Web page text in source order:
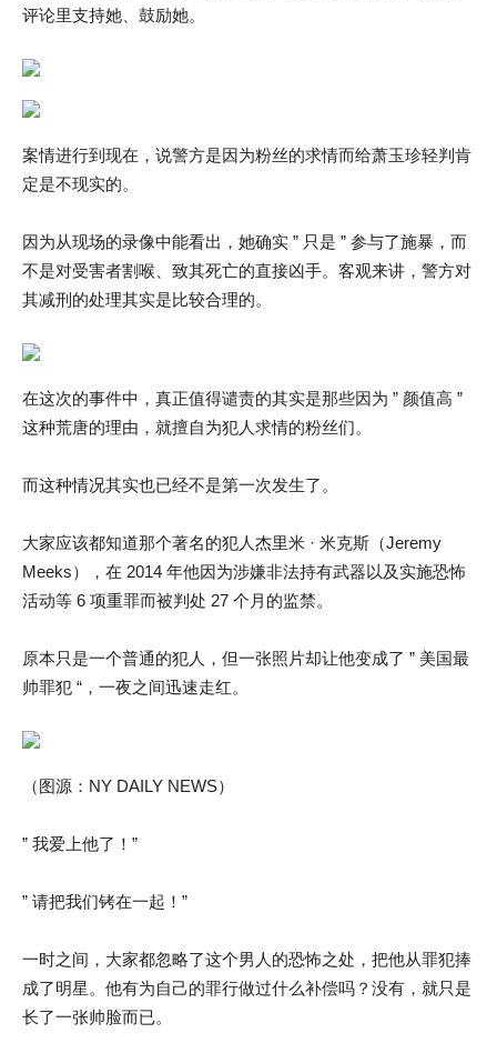
评论里支持她、鼓励她。
案情进行到现在，说警方是因为粉丝的求情而给萧玉珍轻判肯
定是不现实的。
因为从现场的录像中能看出，她确实 ” 只是 ” 参与了施暴，而
不是对受害者割喉、致其死亡的直接凶手。客观来讲，警方对
其减刑的处理其实是比较合理的。
在这次的事件中，真正值得谴责的其实是那些因为 ” 颜值高 ”
这种荒唐的理由，就擅自为犯人求情的粉丝们。
而这种情况其实也已经不是第一次发生了。
大家应该都知道那个著名的犯人杰里米 · 米克斯（Jeremy
Meeks），在 2014 年他因为涉嫌非法持有武器以及实施恐怖
活动等 6 项重罪而被判处 27 个月的监禁。
原本只是一个普通的犯人，但一张照片却让他变成了 ” 美国最
帅罪犯 “，一夜之间迅速走红。
（图源：NY DAILY NEWS）
” 我爱上他了！”
” 请把我们铐在一起！”
一时之间，大家都忽略了这个男人的恐怖之处，把他从罪犯捧
成了明星。他有为自己的罪行做过什么补偿吗？没有，就只是
长了一张帅脸而已。